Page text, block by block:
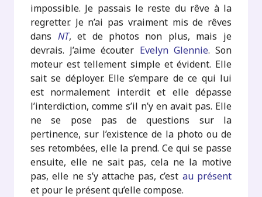
impossible. Je passais le reste du rêve à la
regretter. Je n’ai pas vraiment mis de rêves
dans NT, et de photos non plus, mais je
devrais. J’aime écouter Evelyn Glennie. Son
moteur est tellement simple et évident. Elle
sait se déployer. Elle s’empare de ce qui lui
est normalement interdit et elle dépasse
l’interdiction, comme s’il n’y en avait pas. Elle
ne se pose pas de questions sur la
pertinence, sur l’existence de la photo ou de
ses retombées, elle la prend. Ce qui se passe
ensuite, elle ne sait pas, cela ne la motive
pas, elle ne s’y attache pas, c’est au présent
et pour le présent qu’elle compose.